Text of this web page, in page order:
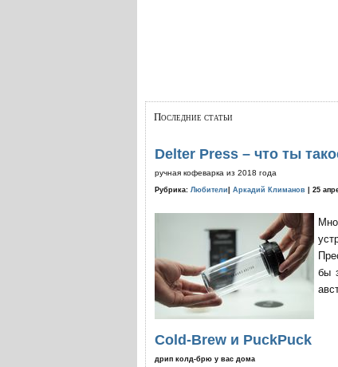
Последние статьи
Delter Press – что ты
ручная кофеварка из 2018 года
Рубрика: Любители Аркадий Климанов | 25
бы
Cold-Brew и PuckPuck
дрип колд-брю у вас дома